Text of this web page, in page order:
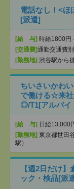
電話なし！<ほ
[派遣]
[給 与] 時給1800円
[交通費]通勤交通費
[勤務地] 渋谷駅から
ちいさいかわ
で働ける☆来社
◎/T1[アルバイ
[給 与] 日給13,000
[勤務地] 東京都世田
駅）
【週2日だけ
ック・検品[派